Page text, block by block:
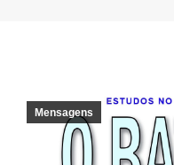
Mensagens